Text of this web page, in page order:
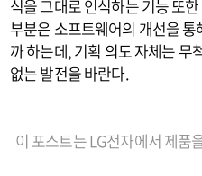
식을 그대로 인식하는 기능 또
부분은 소프트웨어의 개선을
까 하는데, 기획 의도 자체는 무
없는 발전을 바란다.
이 포스트는 LG전자에서 제품